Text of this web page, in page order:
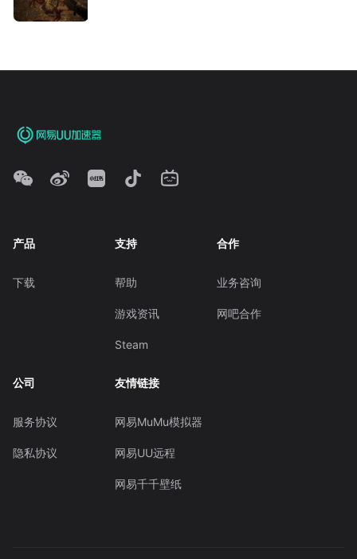
产品
下载
支持
帮助
游戏资讯
Steam
合作
业务咨询
网吧合作
公司
服务协议
隐私协议
友情链接
网易MuMu模拟器
网易UU远程
网易千千壁纸